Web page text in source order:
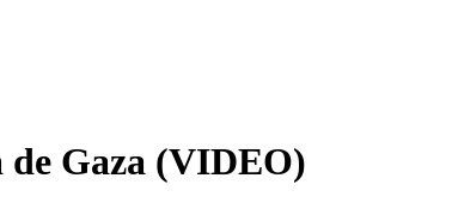
Gaza (VIDEO)